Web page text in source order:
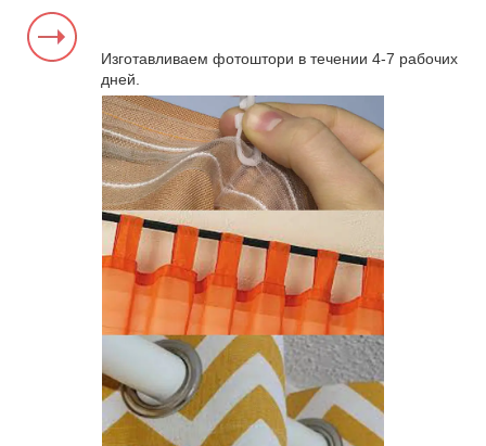
Изготавливаем фотоштори в течении 4-7 рабочих
дней.